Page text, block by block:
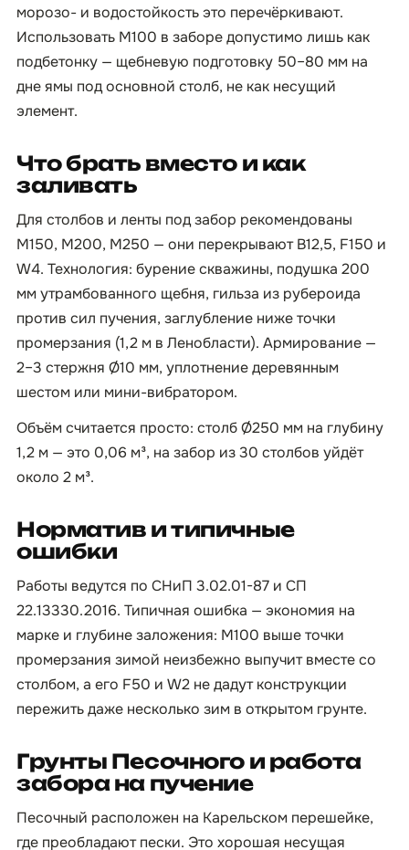
морозо- и водостойкость это перечёркивают.
Использовать М100 в заборе допустимо лишь как
подбетонку — щебневую подготовку 50–80 мм на
дне ямы под основной столб, не как несущий
элемент.
Что брать вместо и как
заливать
Для столбов и ленты под забор рекомендованы
М150, М200, М250 — они перекрывают B12,5, F150 и
W4. Технология: бурение скважины, подушка 200
мм утрамбованного щебня, гильза из рубероида
против сил пучения, заглубление ниже точки
промерзания (1,2 м в Ленобласти). Армирование —
2–3 стержня Ø10 мм, уплотнение деревянным
шестом или мини-вибратором.
Объём считается просто: столб Ø250 мм на глубину
1,2 м — это 0,06 м³, на забор из 30 столбов уйдёт
около 2 м³.
Норматив и типичные
ошибки
Работы ведутся по СНиП 3.02.01-87 и СП
22.13330.2016. Типичная ошибка — экономия на
марке и глубине заложения: М100 выше точки
промерзания зимой неизбежно выпучит вместе со
столбом, а его F50 и W2 не дадут конструкции
пережить даже несколько зим в открытом грунте.
Грунты Песочного и работа
забора на пучение
Песочный расположен на Карельском перешейке,
где преобладают пески. Это хорошая несущая